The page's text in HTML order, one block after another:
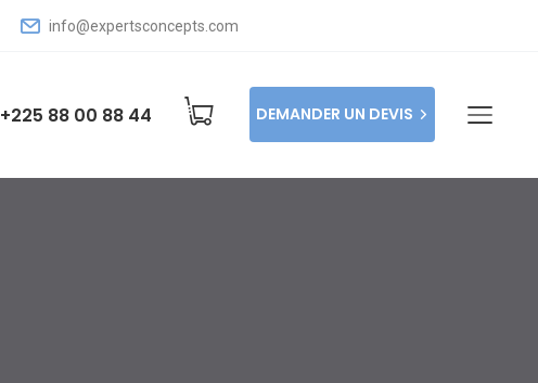
info@expertsconcepts.com
+225 88 00 88 44 DEMANDER UN DEVIS